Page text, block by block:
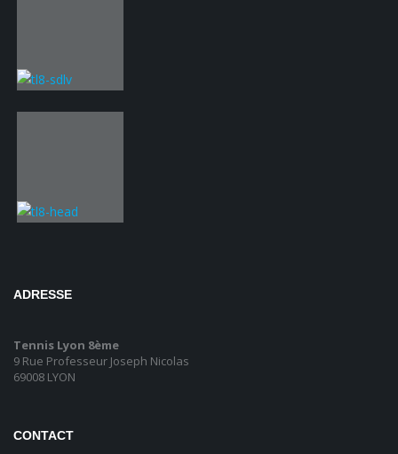
ADRESSE
Tennis Lyon 8ème
9 Rue Professeur Joseph Nicolas
69008 LYON
CONTACT